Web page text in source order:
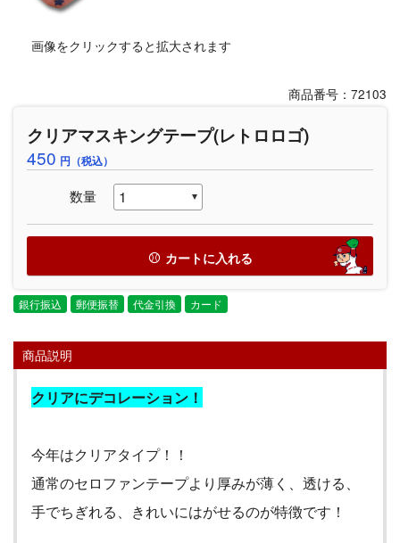
画像をクリックすると拡大されます
商品番号：72103
クリアマスキングテープ(レトロロゴ)
450 円（税込）
数量
カートに入れる
銀行振込 郵便振替 代金引換 カード
商品説明
クリアにデコレーション！
今年はクリアタイプ！！
通常のセロファンテープより厚みが薄く、透ける、
手でちぎれる、きれいにはがせるのが特徴です！